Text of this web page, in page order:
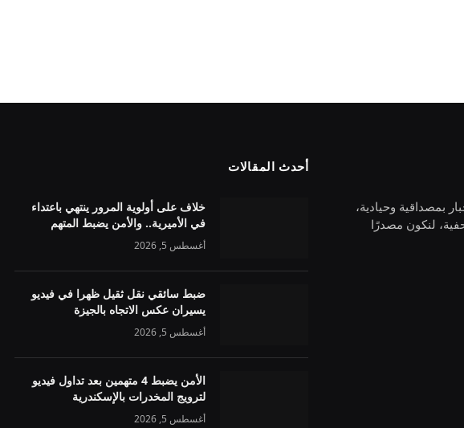
بمصداقية وحيادية،
لنكون مصدرًا
أحدث المقالات
خلاف على أولوية المرور ينتهي باعتداء
في الأميرية.. والأمن يضبط المتهم
أغسطس 5, 2026
ضبط سائقي نقل ثقيل ظهرا في فيديو
يسيران عكس الاتجاه بالجيزة
أغسطس 5, 2026
الأمن يضبط 4 متهمين بعد تداول فيديو
لترويج المخدرات بالإسكندرية
أغسطس 5, 2026